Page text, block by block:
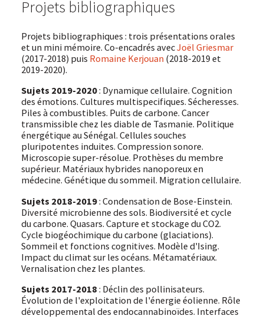
Projets bibliographiques
Projets bibliographiques : trois présentations orales
et un mini mémoire. Co-encadrés avecJoël Griesmar
(2017-2018) puis Romaine Kerjouan (2018-2019 et
2019-2020).
Sujets 2019-2020: Dynamique cellulaire. Cognition
des émotions. Cultures multispecifiques. Sécheresses.
Piles à combustibles. Puits de carbone. Cancer
transmissible chez les diable de Tasmanie. Politique
énergétique au Sénégal. Cellules souches
pluripotentes induites. Compression sonore.
Microscopie super-résolue. Prothèses du membre
supérieur. Matériaux hybrides nanoporeux en
médecine. Génétique du sommeil. Migration cellulaire.
Sujets 2018-2019: Condensation de Bose-Einstein.
Diversité microbienne des sols. Biodiversité et cycle
du carbone. Quasars. Capture et stockage du CO2.
Cycle biogéochimique du carbone (glaciations).
Sommeil et fonctions cognitives. Modèle d'Ising.
Impact du climat sur les océans. Métamatériaux.
Vernalisation chez les plantes.
Sujets 2017-2018 : Déclin des pollinisateurs.
Évolution de l'exploitation de l'énergie éolienne. Rôle
développemental des endocannabinoïdes. Interfaces